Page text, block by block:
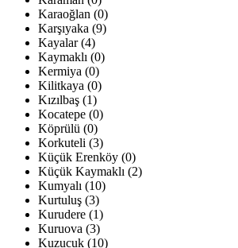
Karaoğlan (0)
Karşıyaka (9)
Kayalar (4)
Kaymaklı (0)
Kermiya (0)
Kilitkaya (0)
Kızılbaş (1)
Kocatepe (0)
Köprülü (0)
Korkuteli (3)
Küçük Erenköy (0)
Küçük Kaymaklı (2)
Kumyalı (10)
Kurtuluş (3)
Kurudere (1)
Kuruova (3)
Kuzucuk (10)